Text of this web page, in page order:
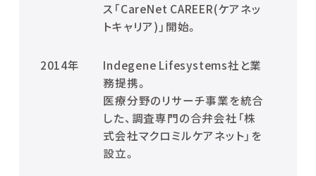
ス「CareNet CAREER(ケアネッ
トキャリア)」開始。
2014年
Indegene Lifesystems社と業
務提携。
医療分野のリサーチ事業を統合
した、調査専門の合弁会社「株
式会社マクロミルケアネット」を
設立。